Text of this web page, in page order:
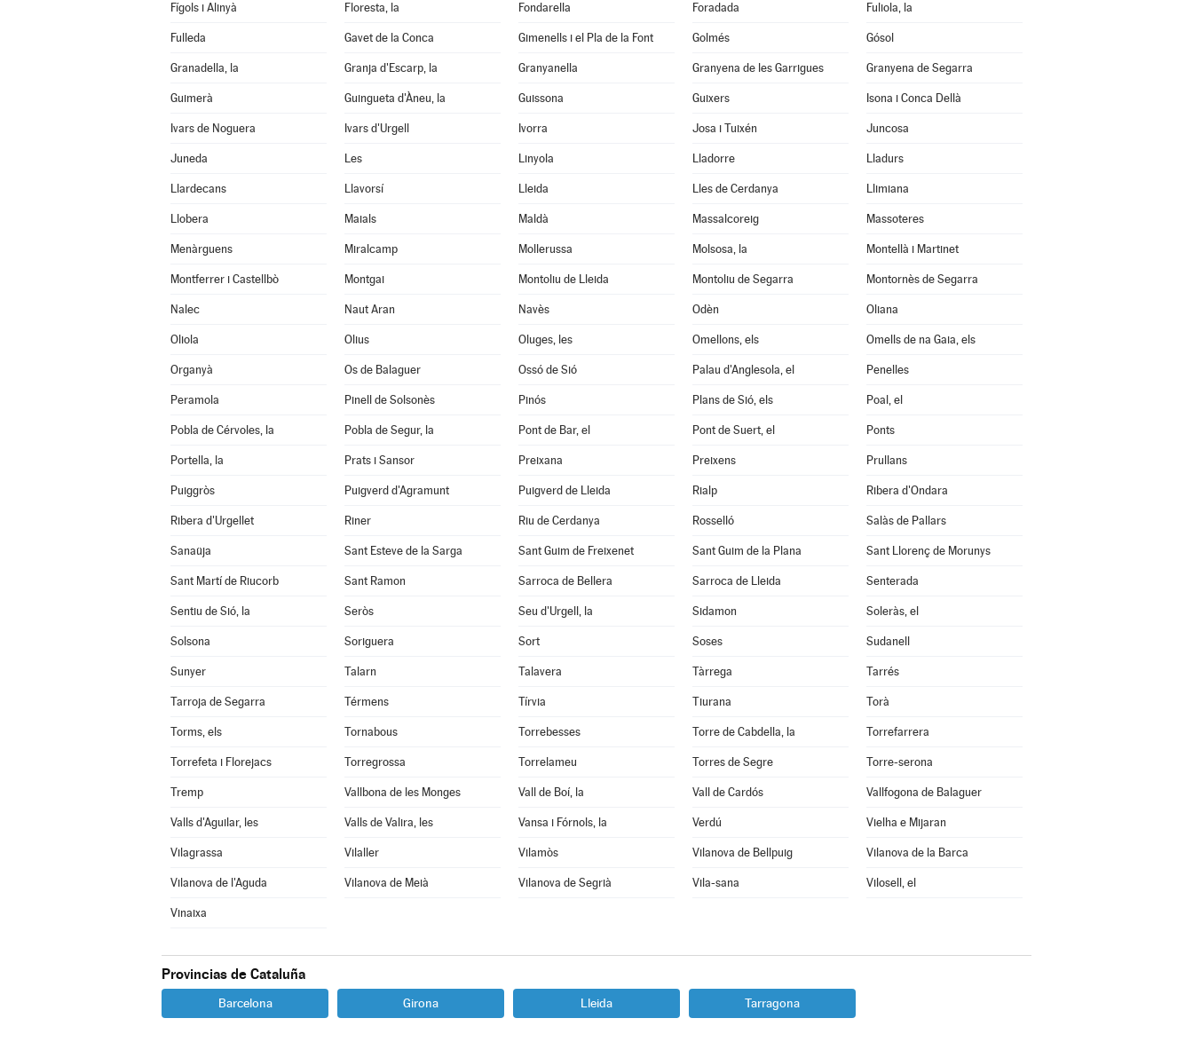
Fígols i Alinyà Floresta, la Fondarella Foradada Fuliola, la
Fulleda Gavet de la Conca Gimenells i el Pla de la Font Golmés Gósol
Granadella, la Granja d'Escarp, la Granyanella Granyena de les Garrigues Granyena de Segarra
Guimerà Guingueta d'Àneu, la Guissona Guixers Isona i Conca Dellà
Ivars de Noguera Ivars d'Urgell Ivorra Josa i Tuixén Juncosa
Juneda Les Linyola Lladorre Lladurs
Llardecans Llavorsí Lleida Lles de Cerdanya Llimiana
Llobera Maials Maldà Massalcoreig Massoteres
Menàrguens Miralcamp Mollerussa Molsosa, la Montellà i Martinet
Montferrer i Castellbò Montgai Montoliu de Lleida Montoliu de Segarra Montornès de Segarra
Nalec Naut Aran Navès Odèn Oliana
Oliola Olius Oluges, les Omellons, els Omells de na Gaia, els
Organyà Os de Balaguer Ossó de Sió Palau d'Anglesola, el Penelles
Peramola Pinell de Solsonès Pinós Plans de Sió, els Poal, el
Pobla de Cérvoles, la Pobla de Segur, la Pont de Bar, el Pont de Suert, el Ponts
Portella, la Prats i Sansor Preixana Preixens Prullans
Puiggròs Puigverd d'Agramunt Puigverd de Lleida Rialp Ribera d'Ondara
Ribera d'Urgellet Riner Riu de Cerdanya Rosselló Salàs de Pallars
Sanaüja Sant Esteve de la Sarga Sant Guim de Freixenet Sant Guim de la Plana Sant Llorenç de Morunys
Sant Martí de Riucorb Sant Ramon Sarroca de Bellera Sarroca de Lleida Senterada
Sentiu de Sió, la Seròs Seu d'Urgell, la Sidamon Soleràs, el
Solsona Soriguera Sort Soses Sudanell
Sunyer Talarn Talavera Tàrrega Tarrés
Tarroja de Segarra Térmens Tírvia Tiurana Torà
Torms, els Tornabous Torrebesses Torre de Cabdella, la Torrefarrera
Torrefeta i Florejacs Torregrossa Torrelameu Torres de Segre Torre-serona
Tremp Vallbona de les Monges Vall de Boí, la Vall de Cardós Vallfogona de Balaguer
Valls d'Aguilar, les Valls de Valira, les Vansa i Fórnols, la Verdú Vielha e Mijaran
Vilagrassa Vilaller Vilamòs Vilanova de Bellpuig Vilanova de la Barca
Vilanova de l'Aguda Vilanova de Meià Vilanova de Segrià Vila-sana Vilosell, el
Vinaixa
Provincias de Cataluña
Barcelona Girona Lleida Tarragona